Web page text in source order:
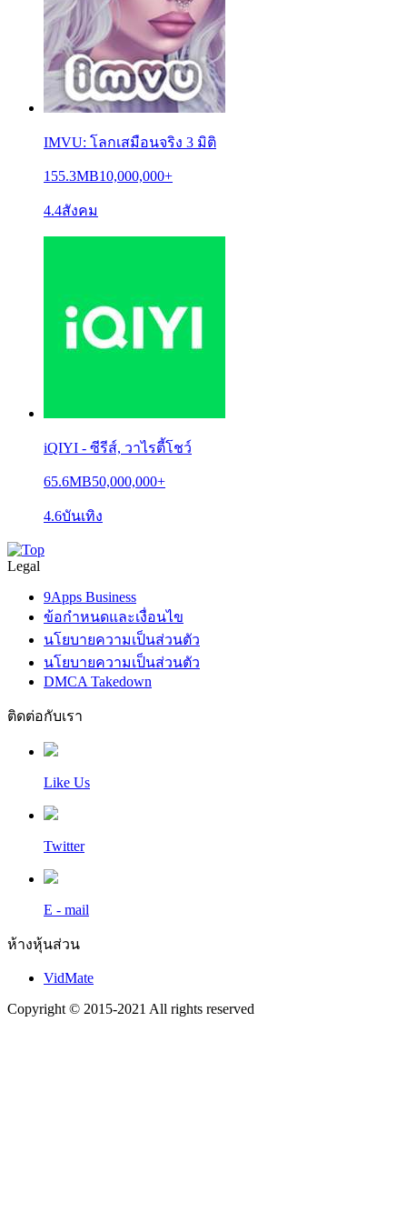
IMVU: โลกเสมือนจริง 3 มิติ
155.3MB10,000,000+
4.4สังคม
iQIYI - ซีรีส์,​ วาไรตี้โชว์
65.6MB50,000,000+
4.6บันเทิง
Legal
9Apps Business
ข้อกำหนดและเงื่อนไข
นโยบายความเป็นส่วนตัว
นโยบายความเป็นส่วนตัว
DMCA Takedown
ติดต่อกับเรา
Like Us
Twitter
E - mail
ห้างหุ้นส่วน
VidMate
Copyright © 2015-2021 All rights reserved